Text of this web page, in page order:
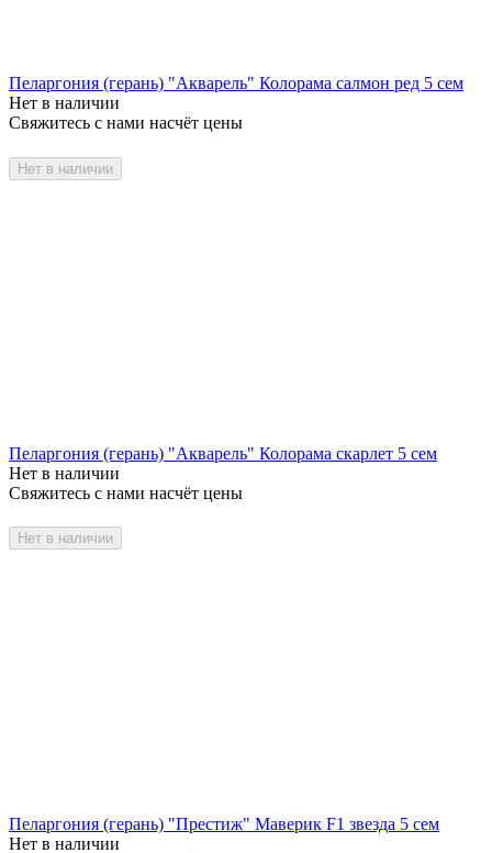
Пеларгония (герань) "Акварель" Колорама салмон ред 5 сем
Нет в наличии
Свяжитесь с нами насчёт цены
Нет в наличии
Пеларгония (герань) "Акварель" Колорама скарлет 5 сем
Нет в наличии
Свяжитесь с нами насчёт цены
Нет в наличии
Пеларгония (герань) "Престиж" Маверик F1 звезда 5 сем
Нет в наличии